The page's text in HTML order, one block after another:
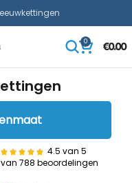
0
€0.00
4.5 van 5
van 788 beoordelingen